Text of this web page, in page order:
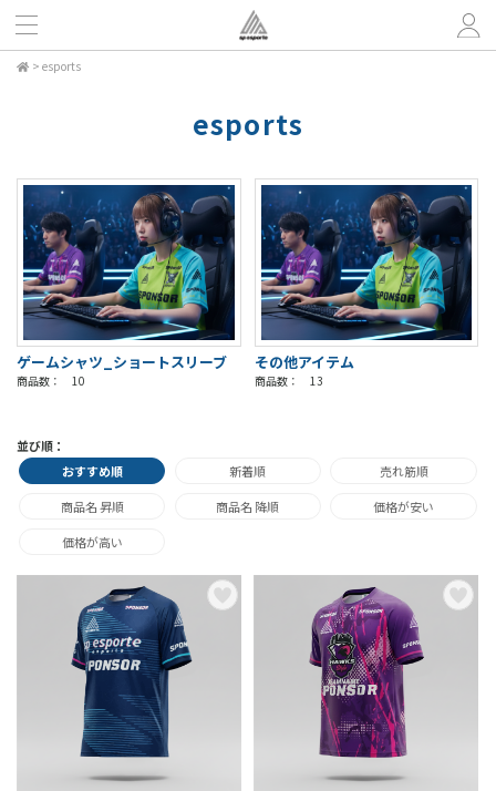
> esports
esports
ゲームシャツ_ショートスリーブ
商品数： 10
その他アイテム
商品数： 13
並び順：
おすすめ順
新着順 売れ筋順
商品名 昇順 商品名 降順 価格が安い
価格が高い